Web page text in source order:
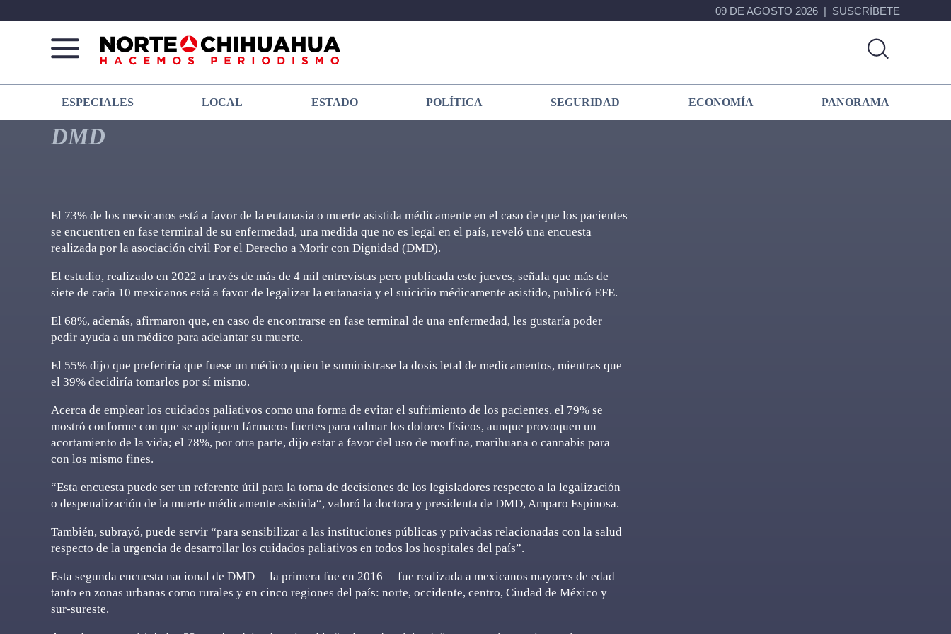
09 DE AGOSTO 2026 SUSCRÍBETE
Norte
De
Chihuahua
Más
que
noticias,
hacemos periodismo
ESPECIALES LOCAL ESTADO POLÍTICA SEGURIDAD ECONOMÍA PANORAMA
DMD
El 73% de los mexicanos está a favor de la eutanasia o muerte asistida médicamente en el caso de que los pacientes
se encuentren en fase terminal de su enfermedad, una medida que no es legal en el país, reveló una encuesta
realizada por la asociación civil Por el Derecho a Morir con Dignidad (DMD).
El estudio, realizado en 2022 a través de más de 4 mil entrevistas pero publicada este jueves, señala que más de
siete de cada 10 mexicanos está a favor de legalizar la eutanasia y el suicidio médicamente asistido, publicó EFE.
El 68%, además, afirmaron que, en caso de encontrarse en fase terminal de una enfermedad, les gustaría poder
pedir ayuda a un médico para adelantar su muerte.
El 55% dijo que preferiría que fuese un médico quien le suministrase la dosis letal de medicamentos, mientras que
el 39% decidiría tomarlos por sí mismo.
Acerca de emplear los cuidados paliativos como una forma de evitar el sufrimiento de los pacientes, el 79% se
mostró conforme con que se apliquen fármacos fuertes para calmar los dolores físicos, aunque provoquen un
acortamiento de la vida; el 78%, por otra parte, dijo estar a favor del uso de morfina, marihuana o cannabis para
con los mismo fines.
“Esta encuesta puede ser un referente útil para la toma de decisiones de los legisladores respecto a la legalización
o despenalización de la muerte médicamente asistida“, valoró la doctora y presidenta de DMD, Amparo Espinosa.
También, subrayó, puede servir “para sensibilizar a las instituciones públicas y privadas relacionadas con la salud
respecto de la urgencia de desarrollar los cuidados paliativos en todos los hospitales del país”.
Esta segunda encuesta nacional de DMD —la primera fue en 2016— fue realizada a mexicanos mayores de edad
tanto en zonas urbanas como rurales y en cinco regiones del país: norte, occidente, centro, Ciudad de México y
sur-sureste.